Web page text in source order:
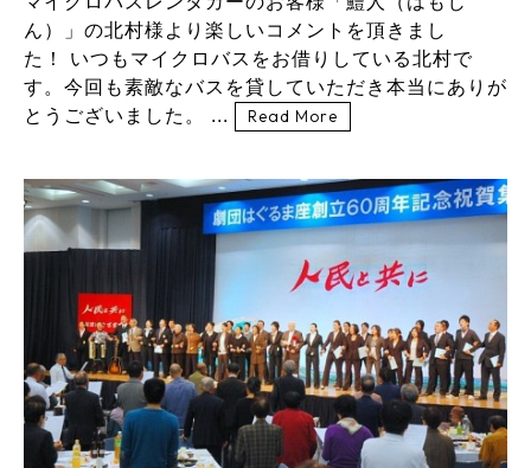
ん）」の北村様より楽しいコメントを頂きまし
た！ いつもマイクロバスをお借りしている北村で
す。今回も素敵なバスを貸していただき本当にありが
とうございました。 ...
Read More